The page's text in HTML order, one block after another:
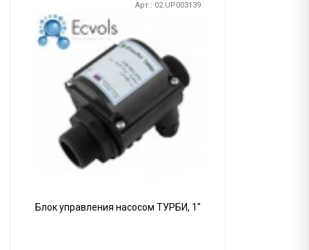
Арт.: 02.UP003139
Блок управления насосом ТУРБИ, 1"